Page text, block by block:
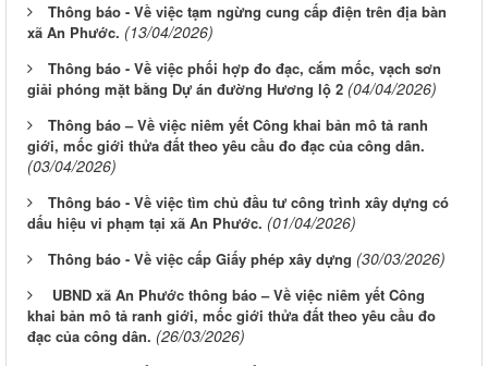
Thông báo - Về việc tạm ngừng cung cấp điện trên địa bàn
xã An Phước. (13/04/2026)
Thông báo - Về việc phối hợp đo đạc, cắm mốc, vạch sơn
giải phóng mặt bằng Dự án đường Hương lộ 2 (04/04/2026)
Thông báo – Về việc niêm yết Công khai bản mô tả ranh
giới, mốc giới thửa đất theo yêu cầu đo đạc của công dân.
(03/04/2026)
Thông báo - Về việc tìm chủ đầu tư công trình xây dựng có
dấu hiệu vi phạm tại xã An Phước. (01/04/2026)
Thông báo - Về việc cấp Giấy phép xây dựng (30/03/2026)
UBND xã An Phước thông báo – Về việc niêm yết Công
khai bản mô tả ranh giới, mốc giới thửa đất theo yêu cầu đo
đạc của công dân. (26/03/2026)